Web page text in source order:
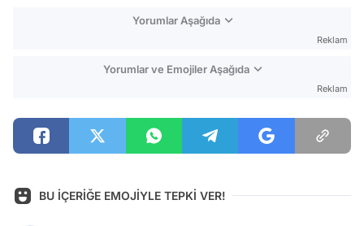
Yorumlar Aşağıda
Reklam
Yorumlar ve Emojiler Aşağıda
Reklam
BU İÇERİĞE EMOJİYLE TEPKİ VER!